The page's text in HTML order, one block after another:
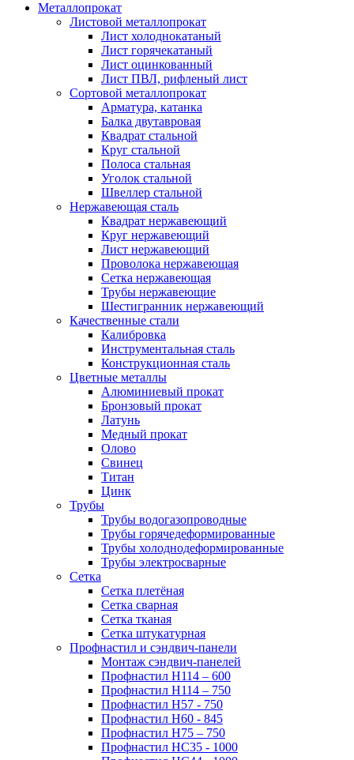
Металлопрокат
Листовой металлопрокат
Лист холоднокатаный
Лист горячекатаный
Лист оцинкованный
Лист ПВЛ, рифленый лист
Сортовой металлопрокат
Арматура, катанка
Балка двутавровая
Квадрат стальной
Круг стальной
Полоса стальная
Уголок стальной
Швеллер стальной
Нержавеющая сталь
Квадрат нержавеющий
Круг нержавеющий
Лист нержавеющий
Проволока нержавеющая
Сетка нержавеющая
Трубы нержавеющие
Шестигранник нержавеющий
Качественные стали
Калибровка
Инструментальная сталь
Конструкционная сталь
Цветные металлы
Алюминиевый прокат
Бронзовый прокат
Латунь
Медный прокат
Олово
Свинец
Титан
Цинк
Трубы
Трубы водогазопроводные
Трубы горячедеформированные
Трубы холоднодеформированные
Трубы электросварные
Сетка
Сетка плетёная
Сетка сварная
Сетка тканая
Сетка штукатурная
Профнастил и сэндвич-панели
Монтаж сэндвич-панелей
Профнастил Н114 – 600
Профнастил Н114 – 750
Профнастил Н57 - 750
Профнастил Н60 - 845
Профнастил Н75 – 750
Профнастил НС35 - 1000